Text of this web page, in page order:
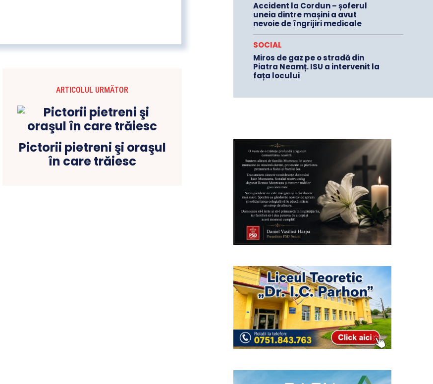
ARTICOLUL URMĂTOR
Pictorii pietreni şi oraşul
în care trăiesc
Accident la Cordun – șoferul
uneia dintre mașini a avut
nevoie de îngrijiri medicale
SOCIAL
Miros de gaz pe o stradă din
Piatra Neamț. ISU a intervenit la
fața locului